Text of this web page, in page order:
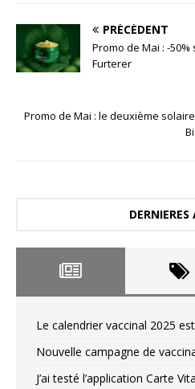
PRÉCÉDENT
Promo de Mai : -
Furterer
Promo de Mai : le deuxième
DERNIERES
Le calendrier vaccinal 2025
Nouvelle campagne de
J’ai testé l’application Carte